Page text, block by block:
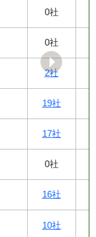
0社
0社
2社
19社
17社
0社
16社
10社